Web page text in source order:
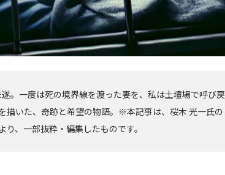
。一度は死の境界線を渡った妻を、私は土壇場で呼び戻
描いた、奇跡と希望の物語。※本記事は、桜木 光一氏の
、一部抜粋・編集したものです。